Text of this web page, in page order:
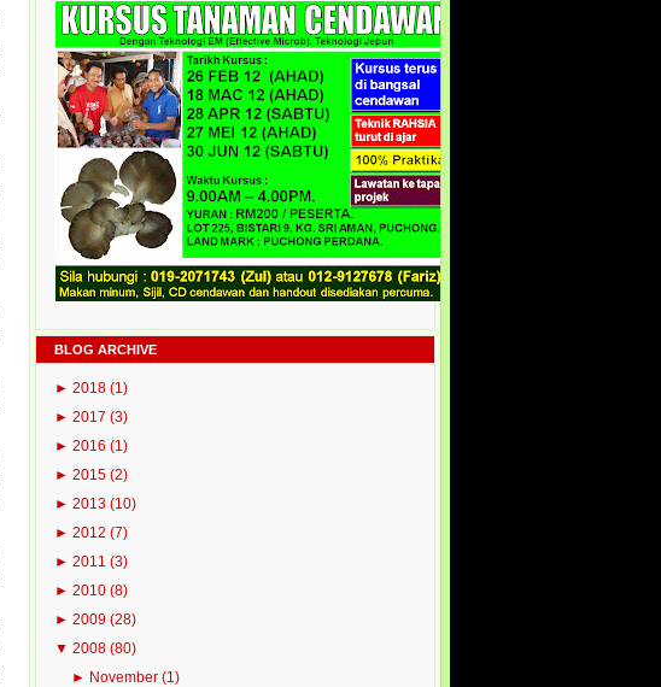
BLOG ARCHIVE
► 2018 (1)
► 2017 (3)
► 2016 (1)
► 2015 (2)
► 2013 (10)
► 2012 (7)
► 2011 (3)
► 2010 (8)
► 2009 (28)
▼ 2008 (80)
► November(1)